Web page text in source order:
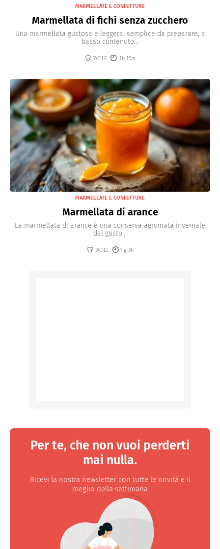
MARMELLATE E CONFETTURE
Marmellata di fichi senza zucchero
Una marmellata gustosa e leggera, semplice da preparare, a
basso contenuto...
FACILE 1h 15m
MARMELLATE E CONFETTURE
Marmellata di arance
La marmellata di arance è una conserva agrumata invernale
dal gusto...
FACILE 1 g 3h
Per te, che non vuoi perderti
mai nulla.
Ricevi la nostra newsletter con tutte le novità e il
meglio della settimana